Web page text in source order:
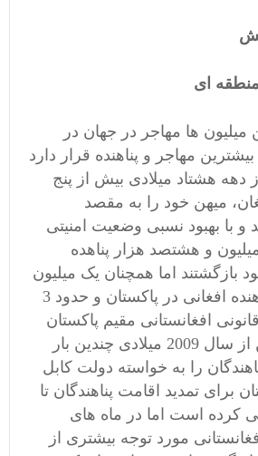
ای
میلیون ها مهاجر در جهان در
مهاجر و پناهنده قرار دارد
دهه هشتاد میلادی بیش از پنج
میهن خود را به مقصد
و با بهبود نسبی وضعیت امنیتی
و هشتصد هزار پناهده
بازگشتند اما همچنان یک میلیون
و ششصد هزار پناهنده افغانی در پاکستان و حدود 3
افغانستانی مقیم پاکستان
هستند . در این بین از سال 2009 میلادی چندین بار
را به خواسته دولت کابل
برای تمدید اقامت پناهندگان تا
کرده است اما در ماه های
مورد توجه بیشتری از